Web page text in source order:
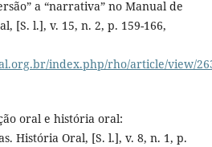
a “narrativa” no Manual de
[S. l.], v. 15, n. 2, p. 159-166,
index.php/rho/article/view/
oral e história oral:
História Oral, [S. l.], v. 8, n. 1, p.